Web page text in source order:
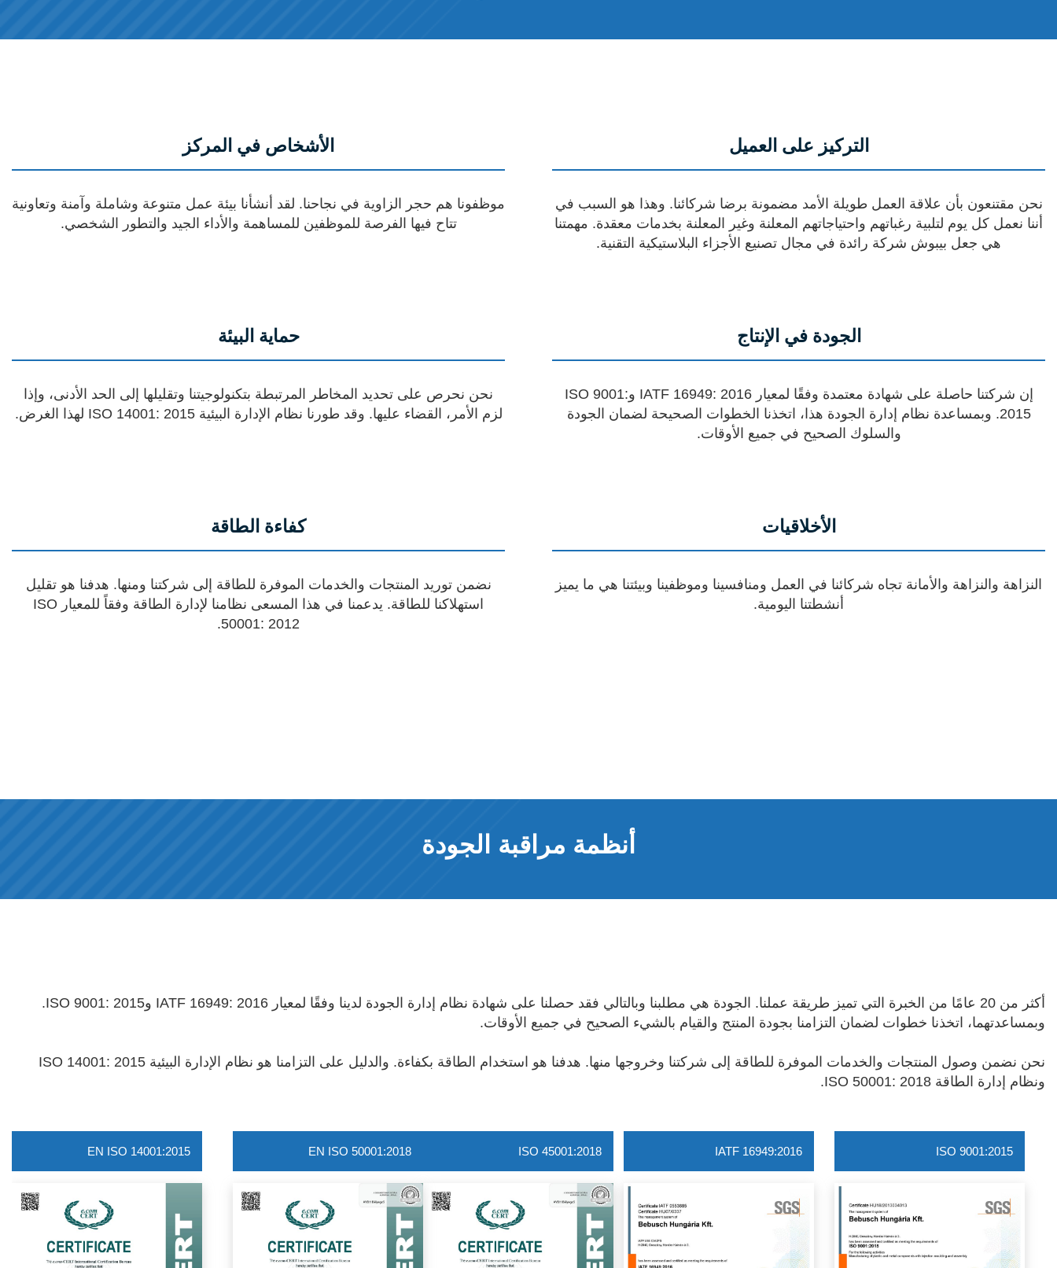
التركيز على العميل
نحن مقتنعون بأن علاقة العمل طويلة الأمد مضمونة برضا شركائنا. وهذا هو السبب في
أننا نعمل كل يوم لتلبية رغباتهم واحتياجاتهم المعلنة وغير المعلنة بخدمات معقدة. مهمتنا
هي جعل بيبوش شركة رائدة في مجال تصنيع الأجزاء البلاستيكية التقنية.
الأشخاص في المركز
موظفونا هم حجر الزاوية في نجاحنا. لقد أنشأنا بيئة عمل متنوعة وشاملة وآمنة وتعاونية
تتاح فيها الفرصة للموظفين للمساهمة والأداء الجيد والتطور الشخصي.
الجودة في الإنتاج
إن شركتنا حاصلة على شهادة معتمدة وفقًا لمعيار IATF 16949: 2016 وISO 9001:
2015. وبمساعدة نظام إدارة الجودة هذا، اتخذنا الخطوات الصحيحة لضمان الجودة
والسلوك الصحيح في جميع الأوقات.
حماية البيئة
نحن نحرص على تحديد المخاطر المرتبطة بتكنولوجيتنا وتقليلها إلى الحد الأدنى، وإذا
لزم الأمر، القضاء عليها. وقد طورنا نظام الإدارة البيئية ISO 14001: 2015 لهذا الغرض.
الأخلاقيات
النزاهة والنزاهة والأمانة تجاه شركائنا في العمل ومنافسينا وموظفينا وبيئتنا هي ما يميز
أنشطتنا اليومية.
كفاءة الطاقة
نضمن توريد المنتجات والخدمات الموفرة للطاقة إلى شركتنا ومنها. هدفنا هو تقليل
استهلاكنا للطاقة. يدعمنا في هذا المسعى نظامنا لإدارة الطاقة وفقاً للمعيار ISO
50001: 2012.
أنظمة مراقبة الجودة
أكثر من 20 عامًا من الخبرة التي تميز طريقة عملنا. الجودة هي مطلبنا وبالتالي فقد حصلنا على شهادة نظام إدارة الجودة لدينا وفقًا لمعيار IATF 16949: 2016 وISO 9001: 2015.
وبمساعدتهما، اتخذنا خطوات لضمان التزامنا بجودة المنتج والقيام بالشيء الصحيح في جميع الأوقات.
نحن نضمن وصول المنتجات والخدمات الموفرة للطاقة إلى شركتنا وخروجها منها. هدفنا هو استخدام الطاقة بكفاءة. والدليل على التزامنا هو نظام الإدارة البيئية ISO 14001: 2015
ونظام إدارة الطاقة ISO 50001: 2018.
ISO 9001:2015
IATF 16949:2016
ISO 45001:2018
EN ISO 50001:2018
EN ISO 14001:2015